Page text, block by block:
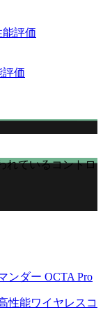
評価
評価
れているコントロ
ンダー OCTA Pro
性能ワイヤレスコ